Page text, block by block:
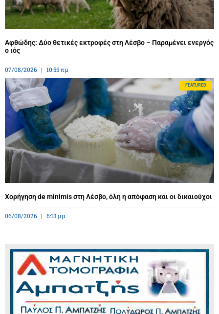
Αφθώδης: Δύο θετικές εκτροφές στη Λέσβο – Παραμένει ενεργός
ο ιός
07/08/2026 10:55 πμ
FEATURED
Χορήγηση de minimis στη Λέσβο, όλη η απόφαση και οι δικαιούχοι
06/08/2026 6:13 μμ